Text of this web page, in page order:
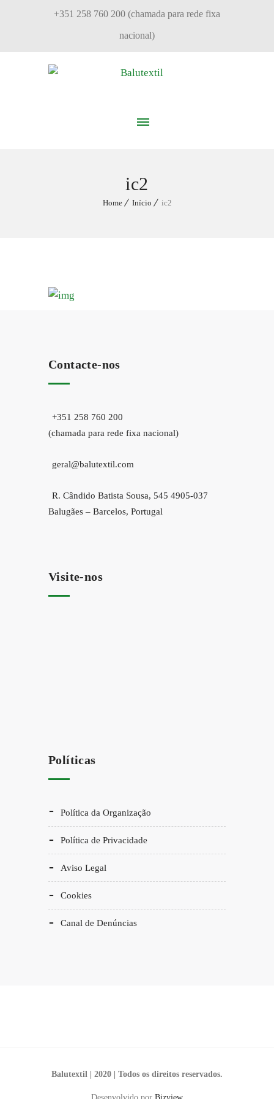
+351 258 760 200 (chamada para rede fixa
nacional)
ic2
Home Início ic2
Contacte-nos
+351 258 760 200
(chamada para rede fixa nacional)
geral@balutextil.com
R. Cândido Batista Sousa, 545 4905-037
Balugães – Barcelos, Portugal
Visite-nos
Políticas
Política da Organização
Política de Privacidade
Aviso Legal
Cookies
Canal de Denúncias
Balutextil | 2020 | Todos os direitos reservados.